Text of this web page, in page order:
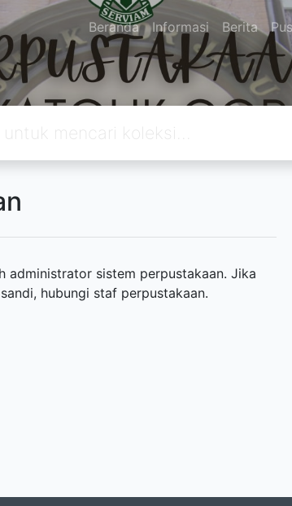
Beranda Informasi Berita
administrator sistem perpustakaan. Jika
hubungi staf perpustakaan.